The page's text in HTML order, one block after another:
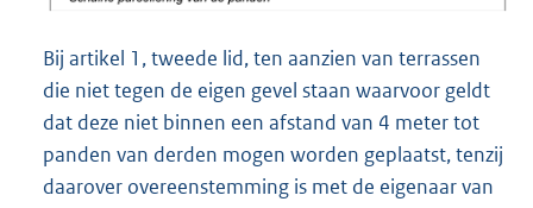
Bij artikel 1, tweede lid, ten aanzien van terrassen
die niet tegen de eigen gevel staan waarvoor geldt
dat deze niet binnen een afstand van 4 meter tot
panden van derden mogen worden geplaatst, tenzij
daarover overeenstemming is met de eigenaar van